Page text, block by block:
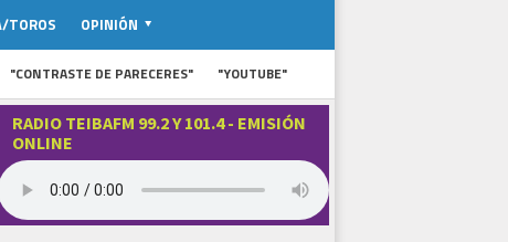
TOROS OPINIÓN
"CONTRASTE DE PARECERES" "YOUTUBE"
RADIO TEIBAFM 99.2 Y 101.4 - EMISIÓN
ONLINE